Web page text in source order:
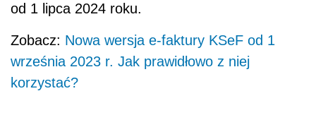
od 1 lipca 2024 roku.
Zobacz: Nowa wersja e-faktury KSeF od 1
września 2023 r. Jak prawidłowo z niej
korzystać?